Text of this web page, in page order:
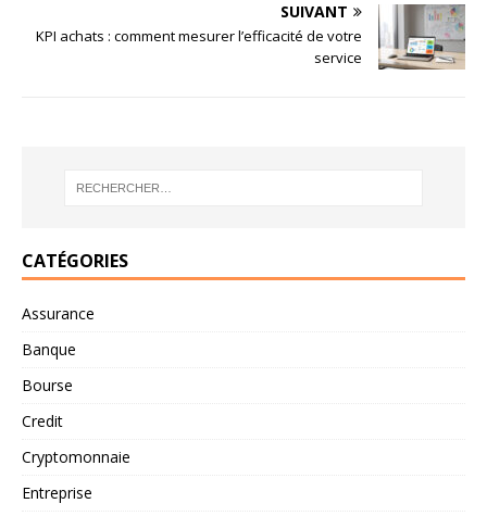
SUIVANT
KPI achats : comment mesurer l’efficacité de votre
service
CATÉGORIES
Assurance
Banque
Bourse
Credit
Cryptomonnaie
Entreprise